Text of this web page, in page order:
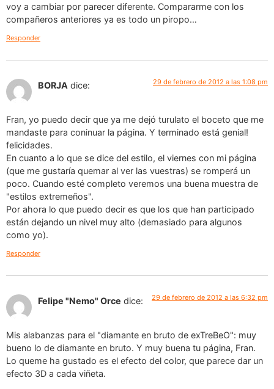
voy a cambiar por parecer diferente. Compararme con los
compañeros anteriores ya es todo un piropo…
Responder
BORJA dice: 29 de febrero de 2012 a las 1:08 pm
Fran, yo puedo decir que ya me dejó turulato el boceto que me
mandaste para coninuar la página. Y terminado está genial!
felicidades.
En cuanto a lo que se dice del estilo, el viernes con mi página
(que me gustaría quemar al ver las vuestras) se romperá un
poco. Cuando esté completo veremos una buena muestra de
"estilos extremeños".
Por ahora lo que puedo decir es que los que han participado
están dejando un nivel muy alto (demasiado para algunos
como yo).
Responder
Felipe "Nemo" Orce dice: 29 de febrero de 2012 a las 6:32 pm
Mis alabanzas para el "diamante en bruto de exTreBeO": muy
bueno lo de diamante en bruto. Y muy buena tu página, Fran.
Lo queme ha gustado es el efecto del color, que parece dar un
efecto 3D a cada viñeta.